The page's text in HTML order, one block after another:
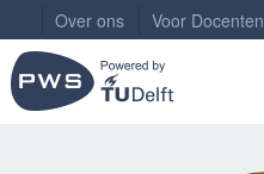
Over ons Voor Docenten